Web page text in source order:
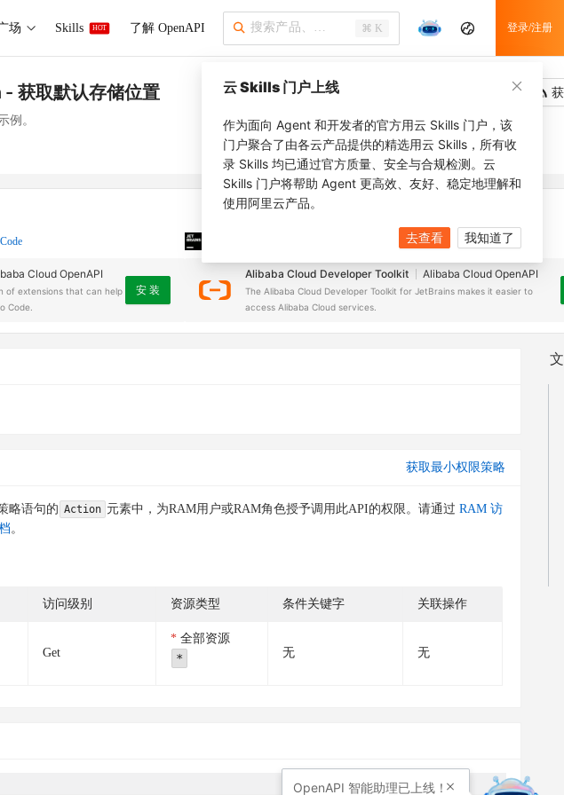
场 Skills HOT 了解 OpenAPI ⌘ K 登录/注册
- 获取默认存储位置
例。
Cloud OpenAPI
of extensions that can help
Code.
安 装
安装之前，确保已创建JetBrains IDE
Alibaba Cloud Developer Toolkit Alibaba Cloud OpenAPI
The Alibaba Cloud Developer Toolkit for JetBrains makes it easier to
access Alibaba Cloud services.
获取最小权限策略
略语句的 Action 元素中，为RAM用户或RAM角色授予调用此API的权限。请通过 RAM 访
。
访问级别 资源类型 条件关键字 关联操作
Get
全部资源
* 无 无
云 Skills 门户上线
作为面向 Agent 和开发者的官方用云 Skills 门户，该
门户聚合了由各云产品提供的精选用云 Skills，所有收
录 Skills 均已通过官方质量、安全与合规检测。云
Skills 门户将帮助 Agent 更高效、友好、稳定地理解和
使用阿里云产品。
去查看 我知道了
OpenAPI 智能助理已上线！